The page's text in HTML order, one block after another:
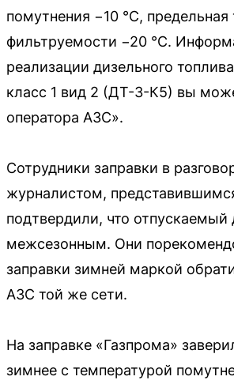
помутнения −10 °C, предельная
фильтруемости −20 °C.
реализации дизельного
класс 1 вид 2 (ДТ-3-К5) вы
оператора АЗС».
Сотрудники заправки в
журналистом,
подтвердили, что отпускаемый
межсезонным. Они
заправки зимней маркой
АЗС той же сети.
На заправке «Газпрома»
зимнее с температурой